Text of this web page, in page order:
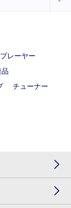
レーヤー
チューナー